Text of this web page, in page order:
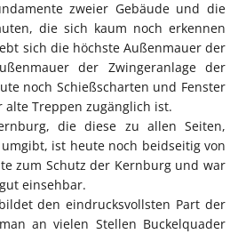
zweier Gebäude und die
die sich kaum noch erkennen
sich die höchste Außenmauer der
der Zwingeranlage der
noch Schießscharten und Fenster
alte Treppen zugänglich ist.
die diese zu allen Seiten,
ist heute noch beidseitig von
zum Schutz der Kernburg und war
einsehbar.
den eindrucksvollsten Part der
an vielen Stellen Buckelquader